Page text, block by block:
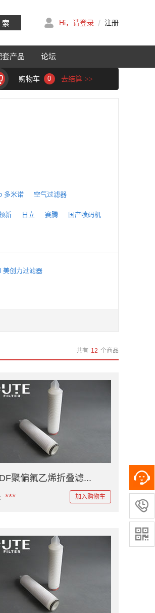
索 Hi，请登录 / 注册
套产品 论坛
购物车 0 去结算 >>
多米诺 空气过滤器
新 日立 赛腾 国产喷码机
美创力过滤器
共有 12 个商品
聚偏氟乙烯折叠滤...
*** 加入购物车

